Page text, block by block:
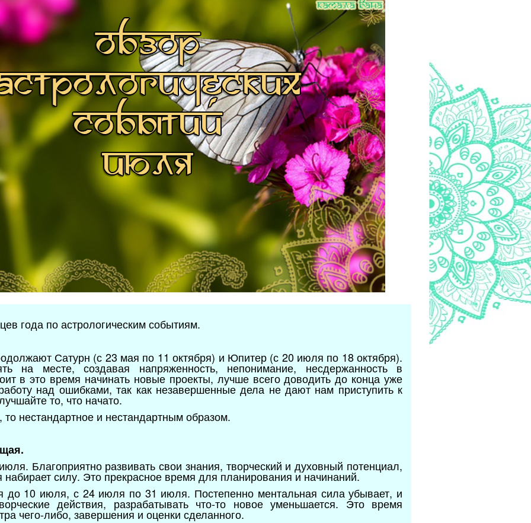
года по астрологическим событиям.
Сатурн (с 23 мая по 11 октября) и Юпитер (с 20 июля по 18 октября).
на месте, создавая напряженность, непонимание, несдержанность в
в это время начинать новые проекты, лучше всего доводить до конца уже
над ошибками, так как незавершенные дела не дают нам приступить к
то, что начато.
нестандартное и нестандартным образом.
Благоприятно развивать свои знания, творческий и духовный потенциал,
набирает силу. Это прекрасное время для планирования и начинаний.
10 июля, с 24 июля по 31 июля. Постепенно ментальная сила убывает, и
действия, разрабатывать что-то новое уменьшается. Это время
чего-либо, завершения и оценки сделанного.